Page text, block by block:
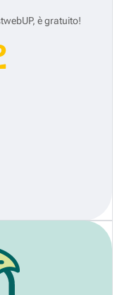
è gratuito!